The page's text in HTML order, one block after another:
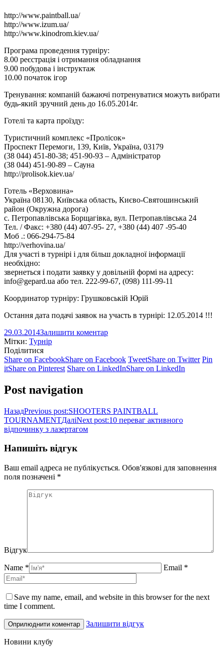
http://www.paintball.ua/
http://www.izum.ua/
http://www.kinodrom.kiev.ua/
Програма проведення турніру:
8.00 реєстрація і отримання обладнання
9.00 побудова і інструктаж
10.00 початок ігор
Тренування: компаній бажаючі потренуватися можуть вибрати
будь-який зручний день до 16.05.2014г.
Готелі та карта проїзду:
Туристичний комплекс «Пролісок»
Проспект Перемоги, 139, Київ, Україна, 03179
(38 044) 451-80-38; 451-90-93 – Адміністратор
(38 044) 451-90-89 – Сауна
http://prolisok.kiev.ua/
Готель «Верховина»
Україна 08130, Київська область, Києво-Святошинський
район (Окружна дорога)
с. Петропавлівська Борщагівка, вул. Петропавлівська 24
Тел. / Факс: +380 (44) 407-95- 27, +380 (44) 407 -95-40
Моб .: 066-294-75-84
http://verhovina.ua/
Для участі в турнірі і для більш докладної інформації
необхідно:
звернеться і подати заявку у довільній формі на адресу:
info@gepard.ua або тел. 222-99-67, (098) 111-99-11
Координатор турніру: Грушковській Юрій
Остання дата подачі заявок на участь в турнірі: 12.05.2014 !!!
29.03.2014Залишити коментар
Мітки: Турнір
Поділитися
Share on FacebookShare on Facebook TweetShare on Twitter Pin
itShare on Pinterest Share on LinkedInShare on LinkedIn
Post navigation
НазадPrevious post:SHOOTERS PAINTBALL
TOURNAMENTДаліNext post:10 переваг активного
відпочинку з лазертагом
Напишіть відгук
Ваш email адреса не публікується. Обов'язкові для заповнення
поля позначені *
Відгук
Name * Email *
Save my name, email, and website in this browser for the next
time I comment.
Залишити відгук
Новини клубу